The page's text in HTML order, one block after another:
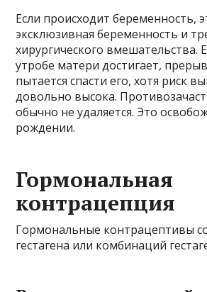
Если происходит беременность,
эксклюзивная беременность и
хирургического вмешательства.
утробе матери достигает,
пытается спасти его, хотя риск
довольно высока.
обычно не удаляется. Это
рождении.
Гормональная
контрацепция
Гормональные контрацептивы
гестагена или комбинаций